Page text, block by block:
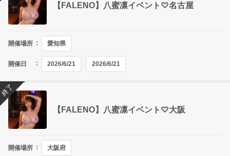
【FALENO】八蜜凛イベント♡名古屋
開催場所 愛知県
開催日 2026/6/21 2026/6/21
【FALENO】八蜜凛イベント♡大阪
開催場所 大阪府
終了